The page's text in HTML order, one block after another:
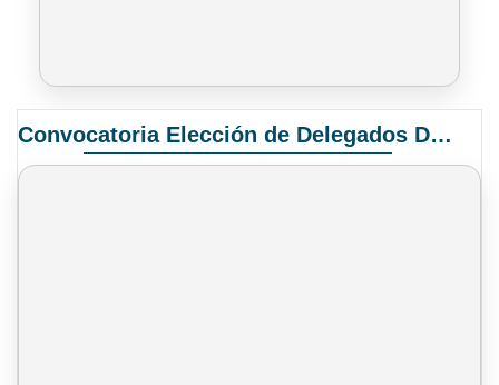
Convocatoria Elección de Delegados Docentes para el XIV Congreso Nacional de Universidades